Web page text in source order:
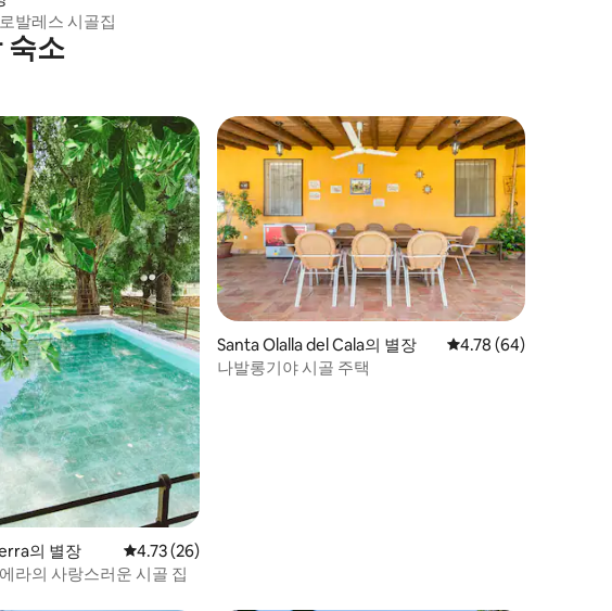
발레스 시골집
숙소
개
의 별장 평점 4.73점(5점 만점), 후기 26개
4.73 (26)
라의 사랑스러운 시골 집
Santa Olalla del Cala의 별장 평점 4.78점(5점 만점),
4.78 (64)
나발롱기야 시골 주택